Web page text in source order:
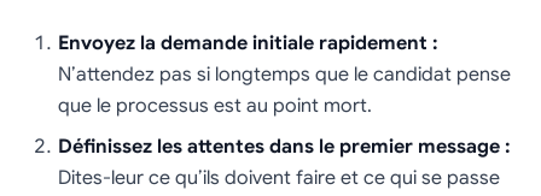
Envoyez la demande initiale rapidement :
N’attendez pas si longtemps que le candidat pense
que le processus est au point mort.
Définissez les attentes dans le premier message :
Dites-leur ce qu’ils doivent faire et ce qui se passe